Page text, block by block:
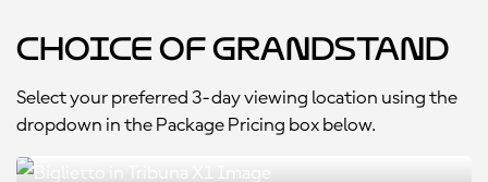
Choice of Grandstand
Select your preferred 3-day viewing location using the
dropdown in the Package Pricing box below.